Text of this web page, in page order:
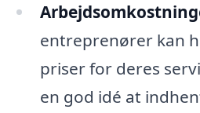
entreprenører kan
priser for deres
en god idé at